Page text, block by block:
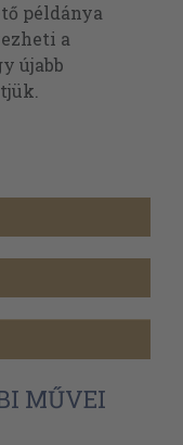
példánya
a
újabb
MŰVEI